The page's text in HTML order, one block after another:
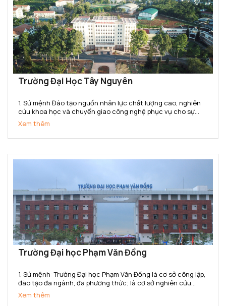
Trường Đại Học Tây Nguyên
1. Sứ mệnh Đào tạo nguồn nhân lực chất lượng cao, nghiên
cứu khoa học và chuyển giao công nghệ phục vụ cho sự
nghiệp phát triển kinh tế - xã hội. Bảo tồn và phát huy các
giá trị văn hoá của dân tộc. 2. Tầm nhìn Đến năm...
Xem thêm
Trường Đại học Phạm Văn Đồng
1. Sứ mệnh: Trường Đại học Phạm Văn Đồng là cơ sở công lập,
đào tạo đa ngành, đa phương thức; là cơ sở nghiên cứu
khoa học, ứng dụng và chuyển giao công nghệ; cung cấp
nguồn nhân lực có chất lượng, đáp ứng nhu cầu phát triển...
Xem thêm